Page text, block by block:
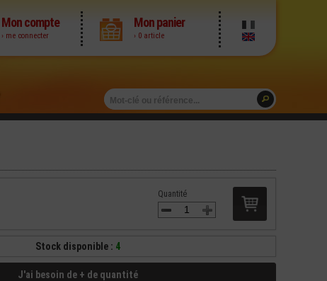
Mon compte
› me connecter
Mon panier
› 0 article
Quantité
Stock disponible : 4
J'ai besoin de + de quantité